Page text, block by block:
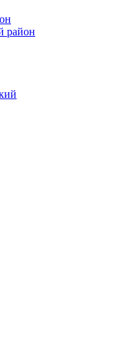
район